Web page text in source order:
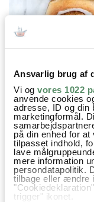
Ansvarlig brug af
Vi og vores 1022
anvende cookies
adresse, ID og din
marketingformål.
på din enhed for
tilpasset indhold,
lave
mere information
persondatapolitik.
tilbage eller ændre
trigger" ikonet.
Prøv også